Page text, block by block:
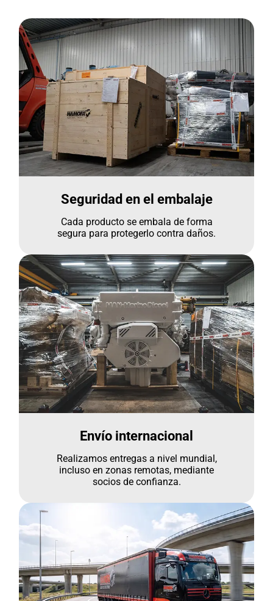
Seguridad en el embalaje
Cada producto se embala de forma
segura para protegerlo contra daños.
Envío internacional
Realizamos entregas a nivel mundial,
incluso en zonas remotas, mediante
socios de confianza.